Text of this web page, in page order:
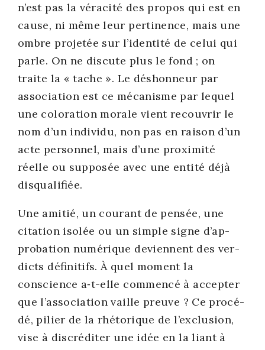
n’est pas la véra­ci­té des pro­pos qui est en
cause, ni même leur per­ti­nence, mais une
ombre pro­je­tée sur l’i­den­ti­té de celui qui
parle. On ne dis­cute plus le fond ; on
traite la « tache ». Le déshon­neur par
asso­cia­tion est ce méca­nisme par lequel
une colo­ra­tion morale vient recou­vrir le
nom d’un indi­vi­du, non pas en rai­son d’un
acte per­son­nel, mais d’une proxi­mi­té
réelle ou sup­po­sée avec une enti­té déjà
dis­qua­li­fiée.
Une ami­tié, un cou­rant de pen­sée, une
cita­tion iso­lée ou un simple signe d’ap­
pro­ba­tion numé­rique deviennent des ver­
dicts défi­ni­tifs. À quel moment la
conscience a‑t-elle com­men­cé à accep­ter
que l’association vaille preuve ? Ce pro­cé­
dé, pilier de la rhé­to­rique de l’ex­clu­sion,
vise à dis­cré­di­ter une idée en la liant à